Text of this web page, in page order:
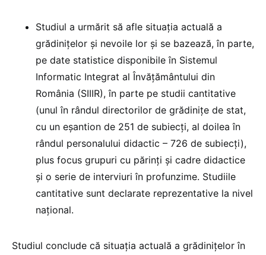
Studiul a urmărit să afle situația actuală a
grădinițelor și nevoile lor și se bazează, în parte,
pe date statistice disponibile în Sistemul
Informatic Integrat al Învățământului din
România (SIIIR), în parte pe studii cantitative
(unul în rândul directorilor de grădinițe de stat,
cu un eșantion de 251 de subiecți, al doilea în
rândul personalului didactic – 726 de subiecți),
plus focus grupuri cu părinți și cadre didactice
și o serie de interviuri în profunzime. Studiile
cantitative sunt declarate reprezentative la nivel
național.
Studiul conclude că situația actuală a grădinițelor în